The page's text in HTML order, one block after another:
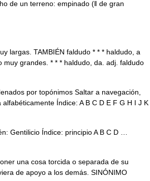
de un terreno: empinado (ǁ de gran
largas. TAMBIÉN faldudo * * * haldudo, a
grandes. * * * haldudo, da. adj. faldudo
por topónimos Saltar a navegación,
Índice: A B C D E F G H I J K
Gentilicio Índice: principio A B C D …
una cosa torcida o separada de su
de apoyo a los demás. SINÓNIMO